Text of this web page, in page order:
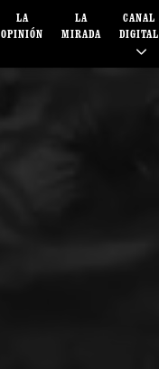
LA
OPINIÓN
LA
MIRADA
CANAL
DIGITAL